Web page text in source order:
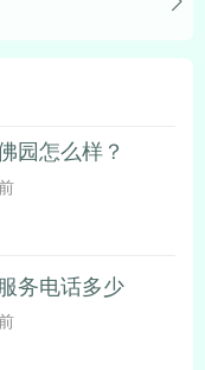
园怎么样？
务电话多少